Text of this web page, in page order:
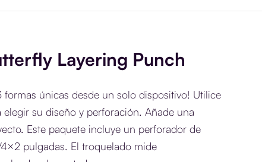
Layering Punch
formas únicas desde un solo dispositivo! Utilice
su diseño y perforación. Añade una
Este paquete incluye un perforador de
pulgadas. El troquelado mide